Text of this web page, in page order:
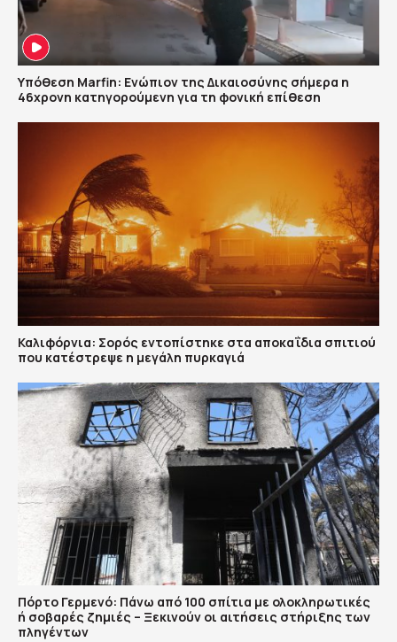
Υπόθεση Marfin: Ενώπιον της Δικαιοσύνης σήμερα η
46χρονη κατηγορούμενη για τη φονική επίθεση
Καλιφόρνια: Σορός εντοπίστηκε στα αποκαΐδια σπιτιού
που κατέστρεψε η μεγάλη πυρκαγιά
Πόρτο Γερμενό: Πάνω από 100 σπίτια με ολοκληρωτικές
ή σοβαρές ζημιές – Ξεκινούν οι αιτήσεις στήριξης των
πληγέντων